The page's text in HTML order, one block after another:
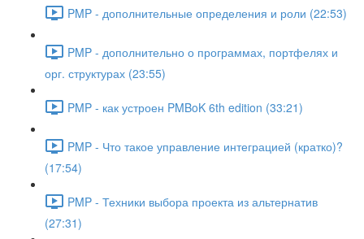
PMP - дополнительные определения и роли (22:53)
PMP - дополнительно о программах, портфелях и
орг. структурах (23:55)
PMP - как устроен PMBoK 6th edition (33:21)
PMP - Что такое управление интеграцией (кратко)?
(17:54)
PMP - Техники выбора проекта из альтернатив
(27:31)